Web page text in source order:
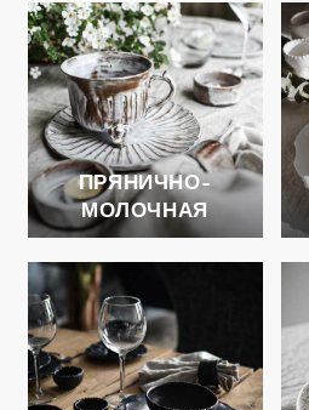
ПРЯНИЧНО-
МОЛОЧНАЯ